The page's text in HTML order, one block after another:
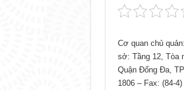
Cơ quan chủ
sở: Tầng 12, Tòa
Quận Đống Đa,
1806 – Fax: (84-